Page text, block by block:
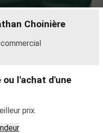
Choinière
ou l'achat d'une
prix.